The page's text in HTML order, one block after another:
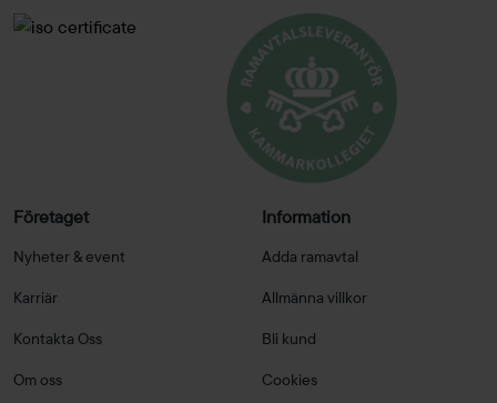
Företaget
Nyheter & event
Karriär
Kontakta Oss
Om oss
Information
Adda ramavtal
Allmänna villkor
Bli kund
Cookies